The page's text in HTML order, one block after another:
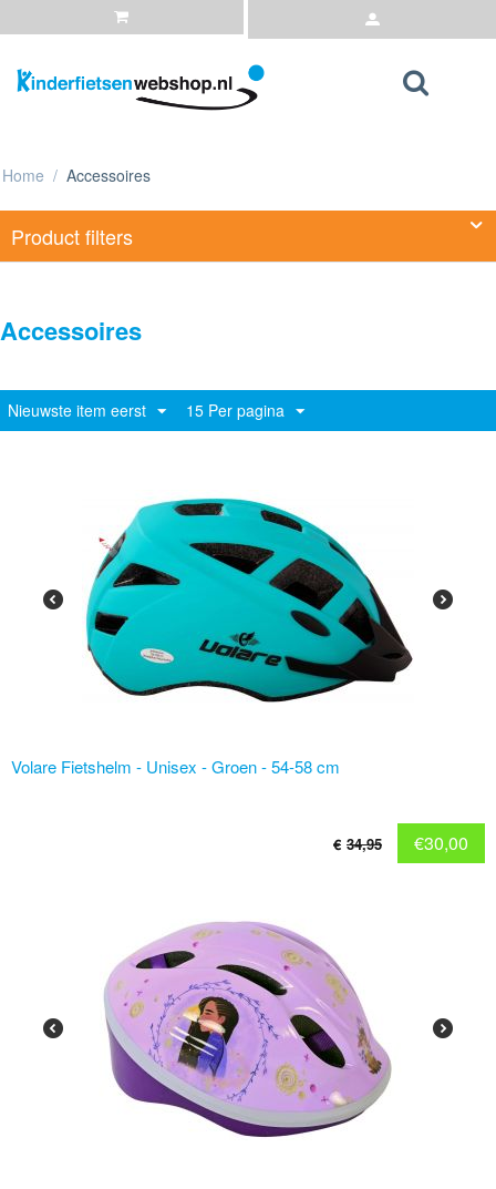
Home / Accessoires
Product filters
Accessoires
Nieuwste item eerst 15 Per pagina
Volare Fietshelm - Unisex - Groen - 54-58 cm
€ 34,95 €30,00